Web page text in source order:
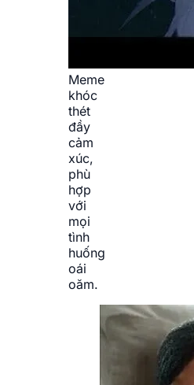
Meme
khóc
thét
đầy
cảm
xúc,
phù
hợp
với
mọi
tình
huống
oái
oăm.